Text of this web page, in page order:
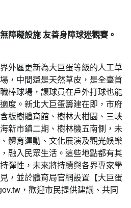
障礙設施 友善身障球迷觀賽。
外區更新為大巨蛋等級的人工草
，中間還是天然草皮，是全臺首
棒球場，讓球員在戶外打球也能
度。新北大巨蛋籌建在即，市府
板樹體育館、樹林大柑園、三峽
新市鎮二期、樹林機五南側，未
體育運動、文化展演及觀光娛樂
融入民眾生活。這些地點都有其
彈性，未來將持續與各界專家學
，並於體育局官網設置【大巨蛋
，歡迎市民提供建議、共同